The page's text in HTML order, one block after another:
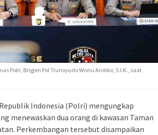
Polri, Brigjen Pol Trunoyudo Wisnu Andiko, S.I.K., saat
Indonesia (Polri) mengungkap
menewaskan dua orang di kawasan Taman
Perkembangan tersebut disampaikan